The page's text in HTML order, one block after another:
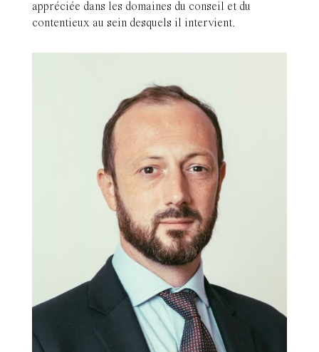
appréciée dans les domaines du conseil et du
contentieux au sein desquels il intervient.